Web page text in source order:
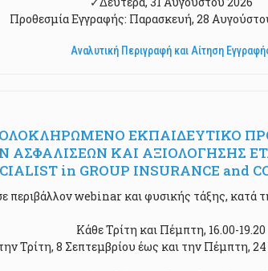
Προθεσμία Εγγραφής: Παρασκευή, 28
Αναλυτική Περιγραφή και Αίτηση
ΟΛΟΚΛΗΡΩΜΕΝΟ ΕΚΠΑΙΔΕΥΤΙΚΟ
ΑΣΦΑΛΙΣΕΩΝ ΚΑΙ ΑΞΙΟΛΟΓΗΣΗΣ
in GROUP INSURANCE and
περιβάλλον webinar και φυσικής τάξης, κατά
Κάθε Τρίτη και Πέμπτη, 16.00-19.20
Τρίτη, 8 Σεπτεμβρίου έως και την Πέμπτη,